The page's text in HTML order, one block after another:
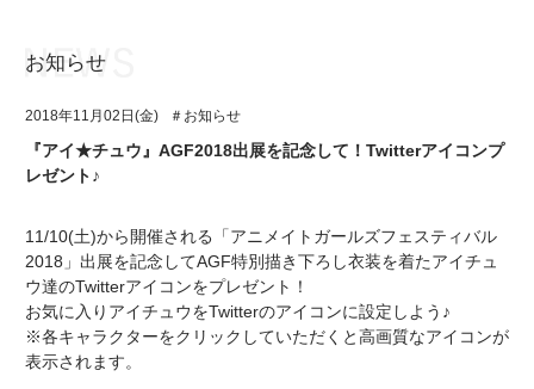
ユニット&キャラクター
アプリゲーム
イベント・キャンペーン
ミュージック
グッズ・本
アイ★チュウとは
ユニット&キャラクター
アプリゲーム
イベント・キャンペーン
ミュージック
お知らせ
2018年11月02日(金) ＃お知らせ
『アイ★チュウ』AGF2018出展を記念して！Twitterアイコンプ
レゼント♪
11/10(土)から開催される「アニメイトガールズフェスティバル
2018」出展を記念してAGF特別描き下ろし衣装を着たアイチュ
ウ達のTwitterアイコンをプレゼント！
お気に入りアイチュウをTwitterのアイコンに設定しよう♪
※各キャラクターをクリックしていただくと高画質なアイコンが
表示されます。